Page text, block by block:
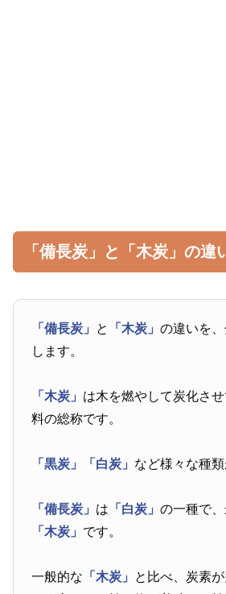
「備長炭」と「木炭」の違
「備長炭」 と 「木炭」の違いを
します。
「木炭」 は木を燃やして炭化さ
料の総称です。
「黒炭」 「白炭」 など様々な種類
「備長炭」 は 「白炭」の一種で
「木炭」 です。
一般的な 「木炭」 と比べ、炭素